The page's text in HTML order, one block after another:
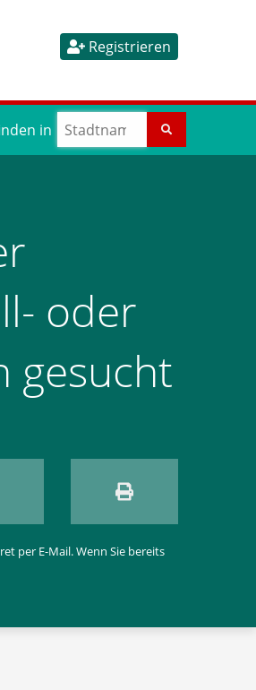
Registrieren
in
oder
gesucht
per E-Mail. Wenn Sie bereits